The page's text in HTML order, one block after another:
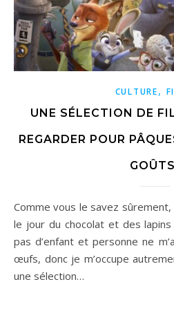
CULTURE,
UNE SÉLECTION DE
REGARDER POUR
Comme vous le savez sûrement, aujourd’hui, c’est Pâques,
le jour du chocolat et des lapins
pas d’enfant et personne ne
œufs, donc je m’occupe
une sélection…